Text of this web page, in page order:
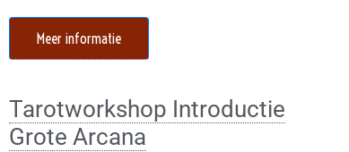
Meer informatie
Tarotworkshop Introductie
Grote Arcana